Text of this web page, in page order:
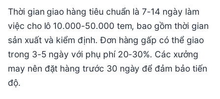
Thời gian giao hàng tiêu chuẩn là 7-14 ngày làm
việc cho lô 10.000-50.000 tem, bao gồm thời gian
sản xuất và kiểm định. Đơn hàng gấp có thể giao
trong 3-5 ngày với phụ phí 20-30%. Các xưởng
may nên đặt hàng trước 30 ngày để đảm bảo tiến
độ.